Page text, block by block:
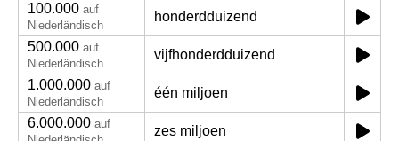
100.000 auf
Niederländisch
honderdduizend
500.000 auf
Niederländisch
vijfhonderdduizend
1.000.000 auf
Niederländisch
één miljoen
6.000.000 auf
zes miljoen